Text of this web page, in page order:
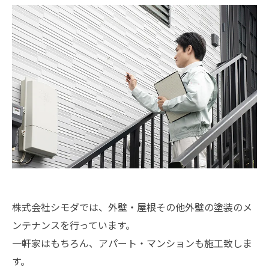
株式会社シモダでは、外壁・屋根その他外壁の塗装のメ
ンテナンスを行っています。
一軒家はもちろん、アパート・マンションも施工致しま
す。